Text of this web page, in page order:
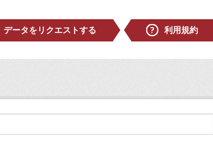
データをリクエストする
利用規約